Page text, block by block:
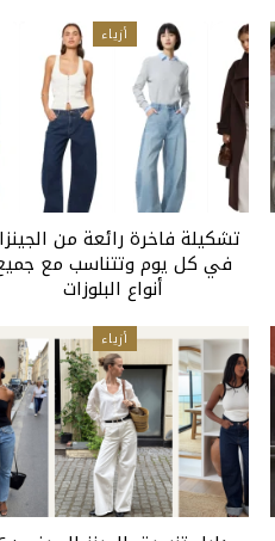
أزياء
تشكيلة فاخرة رائعة من
في كل يوم وتتناسب مع
أنواع البلوزات
أزياء